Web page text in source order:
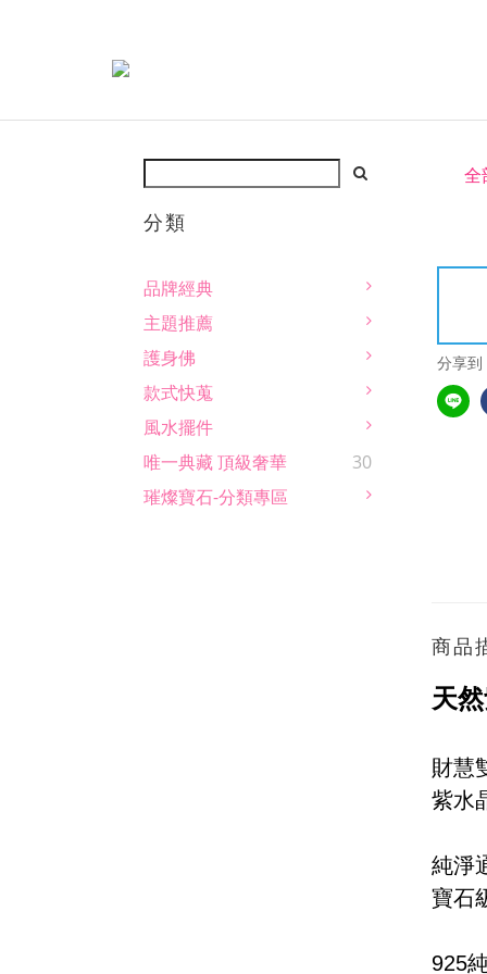
分類
品牌經典
主題推薦
護身佛
款式快蒐
風水擺件
唯一典藏 頂級奢華
30
璀燦寶石-分類專區
全
分享到
商品
天
財慧
紫水
純淨
寶石
925